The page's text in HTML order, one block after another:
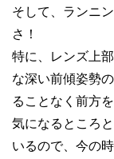
そして、ランニ
さ！
特に、レンズ上
な深い前傾姿勢
ることなく前方
気になるところ
いるので、今の